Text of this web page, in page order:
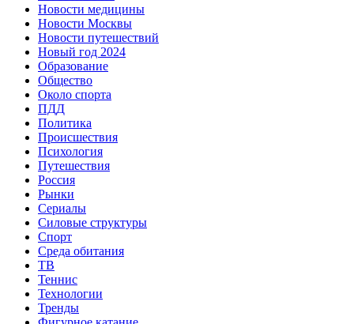
Новости медицины
Новости Москвы
Новости путешествий
Новый год 2024
Образование
Общество
Около спорта
ПДД
Политика
Происшествия
Психология
Путешествия
Россия
Рынки
Сериалы
Силовые структуры
Спорт
Среда обитания
ТВ
Теннис
Технологии
Тренды